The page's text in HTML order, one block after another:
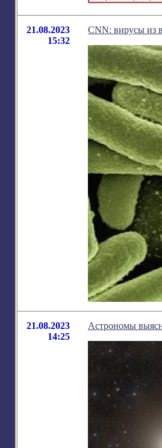
21.08.2023
15:32
CNN: вирусы из
21.08.2023
14:25
Астрономы